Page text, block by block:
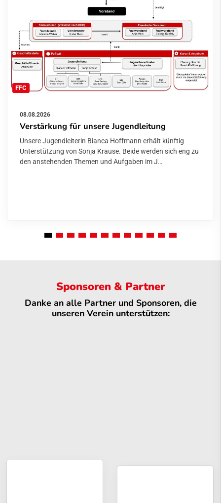
FFC
08.08.2026
Verstärkung für unsere Jugendleitung
Unsere Jugendleiterin Bianca Hoffmann erhält künftig
Unterstützung von Sonja Krause. Beide werden sich eng zu
den anstehenden Themen und Aufgaben im J…
Sponsoren & Partner
Danke an alle Partner und Sponsoren, die
unseren Verein unterstützen: